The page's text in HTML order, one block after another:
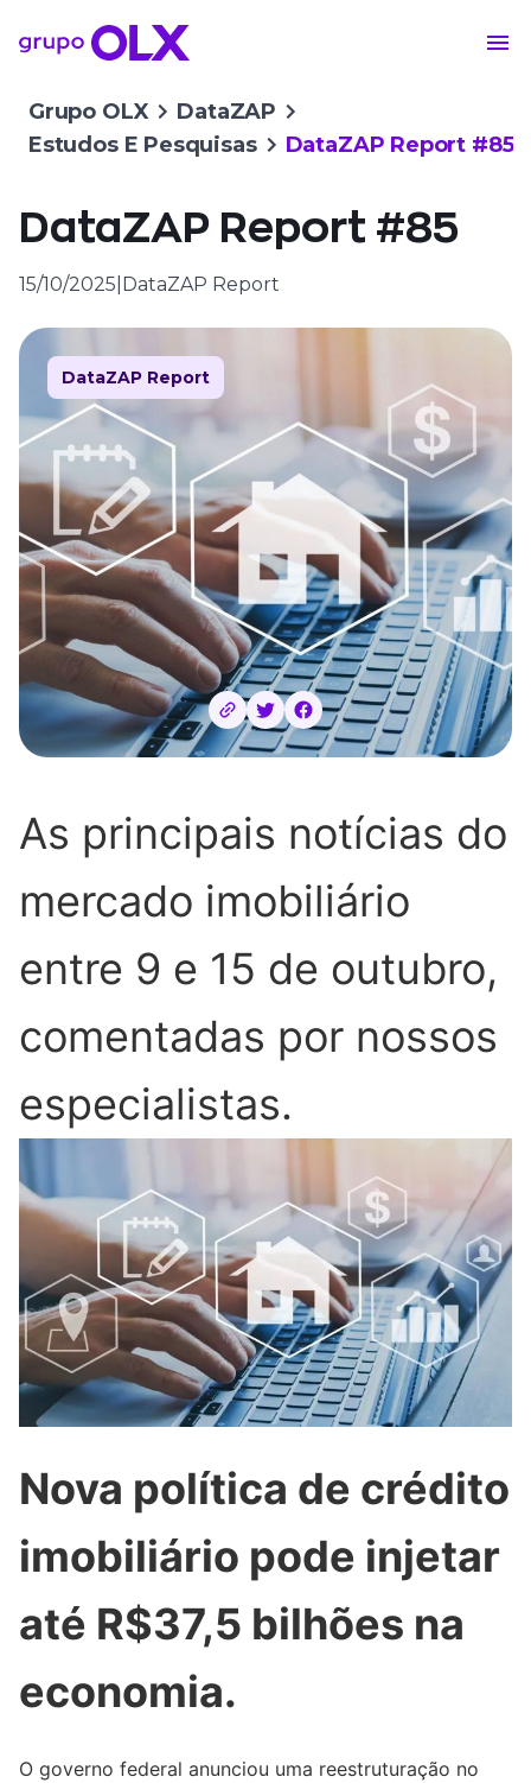
Grupo OLX
DataZAP
Estudos E Pesquisas
DataZAP Report #85
DataZAP Report #85
15/10/2025 DataZAP Report
DataZAP Report
As principais notícias do
mercado imobiliário
entre 9 e 15 de outubro,
comentadas por nossos
especialistas.
Nova política de crédito
imobiliário pode injetar
até R$37,5 bilhões na
economia.
O governo federal anunciou uma reestruturação no